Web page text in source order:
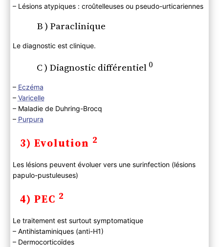
– Lésions atypiques : croûtelleuses ou pseudo-urticariennes
B ) Paraclinique
Le diagnostic est clinique.
C ) Diagnostic différentiel 0
– Eczéma
– Varicelle
– Maladie de Duhring-Brocq
– Purpura
3) Evolution 2
Les lésions peuvent évoluer vers une surinfection (lésions
papulo-pustuleuses)
4) PEC 2
Le traitement est surtout symptomatique
– Antihistaminiques (anti-H1)
– Dermocorticoïdes